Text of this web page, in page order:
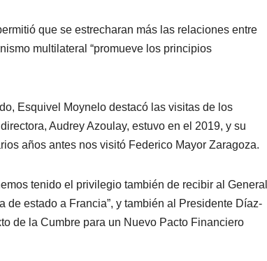
que se estrecharan más las relaciones entre
multilateral “promueve los principios
Esquivel Moynelo destacó las visitas de los
Audrey Azoulay, estuvo en el 2019, y su
años antes nos visitó Federico Mayor Zaragoza.
tenido el privilegio también de recibir al General
estado a Francia”, y también al Presidente Díaz-
de la Cumbre para un Nuevo Pacto Financiero